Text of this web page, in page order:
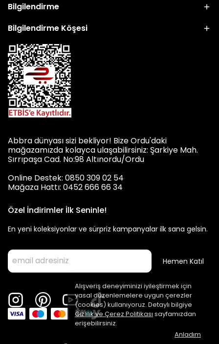
Alışveriş deneyiminizi iyileştirmek için
yasal düzenlemelere uygun çerezler
(cookies) kullanıyoruz. Detaylı bilgiye
Gizlilik ve Çerez Politikası sayfamızdan
erişebilirsiniz.
Anladım
Bilgilendirme
Bilgilendirme Köşesi
Abbra dünyası sizi bekliyor! Bize Ordu'daki
mağazamızda kolayca ulaşabilirsiniz: Şarkiye Mah.
Sırrıpaşa Cad. No:98 Altınordu/Ordu
Online Destek: 0850 309 02 54
Mağaza Hattı: 0452 666 66 34
Özel İndirimler İlk Seninle!
En yeni koleksiyonlar ve sürpriz kampanyalar ilk sana gelsin.
Hemen Katıl